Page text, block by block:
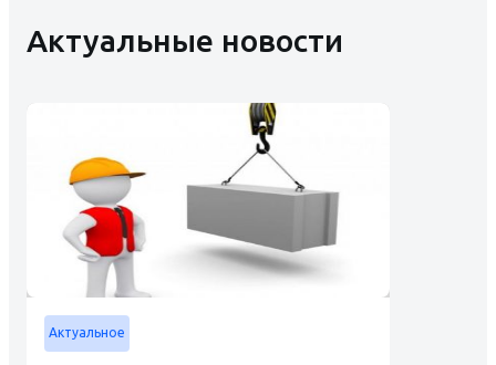
Актуальные новости
Актуальное